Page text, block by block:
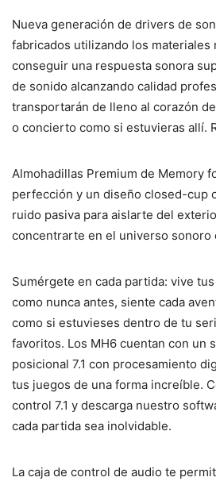
Nueva generación de drivers de
fabricados utilizando los materiales
conseguir una respuesta sonora
de sonido alcanzando calidad
transportarán de lleno al corazón
o concierto como si estuvieras allí.
Almohadillas Premium de Memory
perfección y un diseño closed-cup
ruido pasiva para aislarte del
concentrarte en el universo sonoro
Sumérgete en cada partida: vive
como nunca antes, siente cada
como si estuvieses dentro de tu
favoritos. Los MH6 cuentan con un
posicional 7.1 con procesamiento
tus juegos de una forma increíble.
control 7.1 y descarga nuestro
cada partida sea inolvidable.
La caja de control de audio te